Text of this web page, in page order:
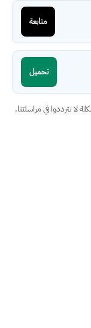
متابعة
تحميل
تترددوا في مراسلتنا.